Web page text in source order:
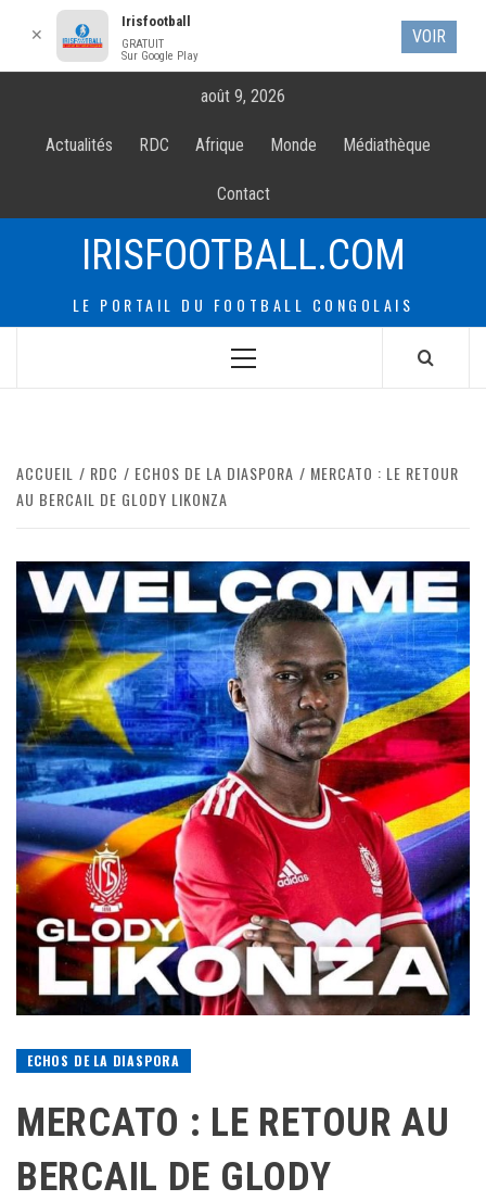
contenur
août 9, 2026
Actualités RDC Afrique Monde Médiathèque
Contact
IRISFOOTBALL.COM
LE PORTAIL DU FOOTBALL CONGOLAIS
Menu
ACCUEIL RDC ECHOS DE LA DIASPORA
MERCATO : LE RETOUR
AU BERCAIL DE GLODY LIKONZA
ECHOS DE LA DIASPORA
MERCATO : LE RETOUR AU
BERCAIL DE GLODY
✕
Irisfootball
GRATUIT
Sur Google Play
VOIR